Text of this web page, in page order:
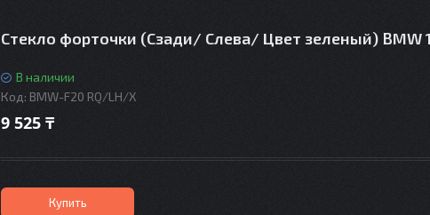
Стекло форточки (Сзади/ Слева/ Цвет зеленый) BMW
В наличии
Код: BMW-F20 RQ/LH/X
9 525 ₸
Купить